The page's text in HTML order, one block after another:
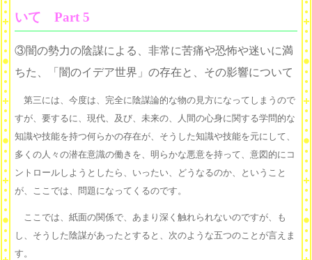
いて Part 5
③闇の勢力の陰謀による、非常に苦痛や恐怖や迷いに満
ちた、「闇のイデア世界」の存在と、その影響について
第三には、今度は、完全に陰謀論的な物の見方になってしまうので
すが、要するに、現代、及び、未来の、人間の心身に関する学問的な
知識や技能を持つ何らかの存在が、そうした知識や技能を元にして、
多くの人々の潜在意識の働きを、明らかな悪意を持って、意図的にコ
ントロールしようとしたら、いったい、どうなるのか、ということ
が、ここでは、問題になってくるのです。
ここでは、紙面の関係で、あまり深く触れられないのですが、も
し、そうした陰謀があったとすると、次のような五つのことが言えま
す。